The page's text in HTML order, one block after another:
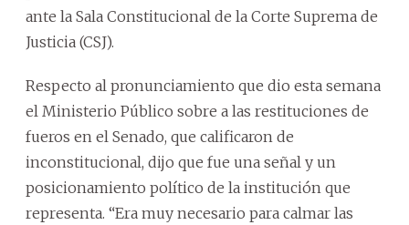
ante la Sala Constitucional de la Corte Suprema de
Justicia (CSJ).
Respecto al pronunciamiento que dio esta semana
el Ministerio Público sobre a las restituciones de
fueros en el Senado, que calificaron de
inconstitucional, dijo que fue una señal y un
posicionamiento político de la institución que
representa. “Era muy necesario para calmar las